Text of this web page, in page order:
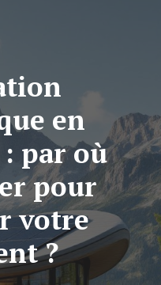
en
par où
pour
votre
?